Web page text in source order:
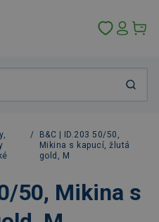
/
B&C | ID.203 50/50,
Mikina s kapucí, žlutá
gold, M
50, Mikina s